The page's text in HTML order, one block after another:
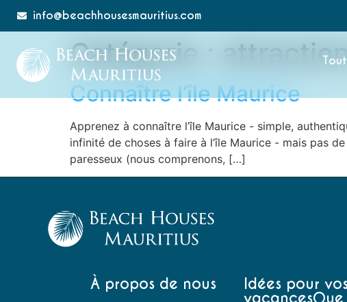
info@beachhousesmauritius.com
Catégorie :
Connaître l’île Maurice
Apprenez à connaître l’île Maurice - simple,
infinité de choses à faire à l’île Maurice - mais pas
paresseux (nous comprenons, […]
À propos de nous Idées pour